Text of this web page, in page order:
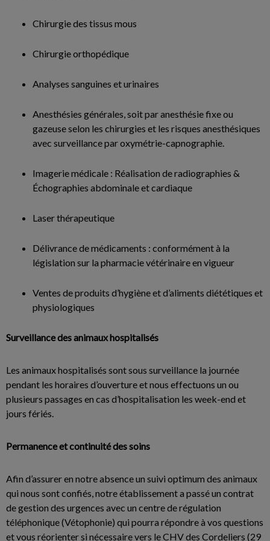
Chirurgie des tissus mous
Chirurgie orthopédique
Analyses sanguines et urinaires
Anesthésies générales, soit par anesthésie fixe ou
gazeuse selon les chirurgies et les risques anesthésiques
avec surveillance par oxymétrie-capnographie.
Imagerie médicale : Réalisation de radiographies &
Échographies abdominale et cardiaque
Laser thérapeutique
Délivrance de médicaments : conformément à la
législation sur la pharmacie vétérinaire en vigueur
Ventes de produits d’hygiène et d’aliments diététiques et
physiologiques
Surveillance des animaux hospitalisés
Les animaux hospitalisés sont sous surveillance la journée
pendant les horaires d’ouverture et nous effectuons un ou
plusieurs passages en cas d’hospitalisation les week-end et
jours fériés.
Permanence et continuité des soins
Afin d’assurer en notre absence un suivi optimum des animaux
qui nous sont confiés, notre établissement a passé un contrat
de gestion des urgences avec un centre de régulation
téléphonique (Vétophonie) qui pourra répondre à vos questions
et vous réorienter si nécessaire vers le CHV des Cordeliers (29